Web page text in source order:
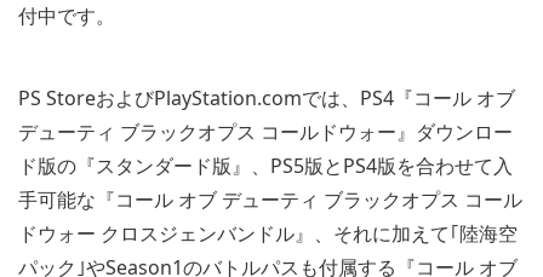
付中です。
PS StoreおよびPlayStation.comでは、PS4『コール オブ
デューティ ブラックオプス コールドウォー』ダウンロー
ド版の『スタンダード版』、PS5版とPS4版を合わせて入
手可能な『コール オブ デューティ ブラックオプス コール
ドウォー クロスジェンバンドル』、それに加えて｢陸海空
パック｣やSeason1のバトルパスも付属する『コール オブ